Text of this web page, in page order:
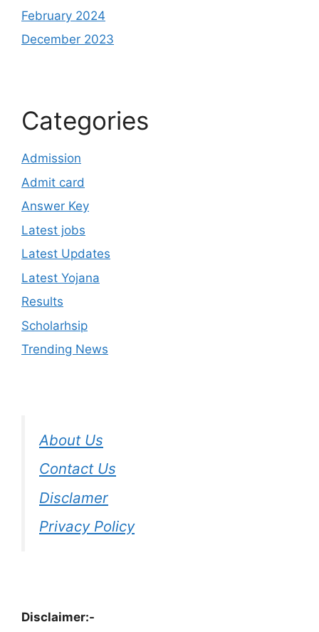
February 2024
December 2023
Categories
Admission
Admit card
Answer Key
Latest jobs
Latest Updates
Latest Yojana
Results
Scholarhsip
Trending News
About Us
Contact Us
Disclamer
Privacy Policy
Disclaimer:-